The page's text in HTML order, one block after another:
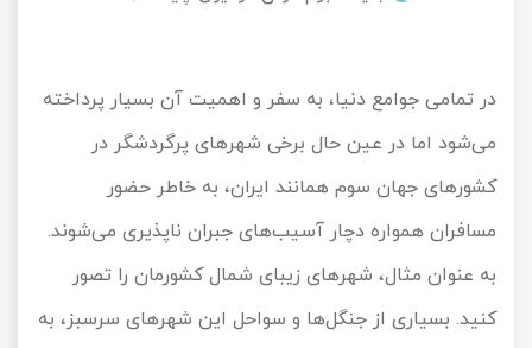
در تمامی جوامع دنیا، به سفر و اهمیت آن بسیار پرداخته
می‌شود اما در عین حال برخی شهرهای پرگردشگر در
کشورهای جهان سوم همانند ایران، به خاطر حضور
مسافران همواره دچار آسیب‌های جبران‌ ناپذیری می‌شوند.
به عنوان مثال، شهرهای زیبای شمال کشورمان را تصور
کنید. بسیاری از جنگل‌ها و سواحل این شهرهای سرسبز، به
تور طبس
تور کویر کاراکال
تور کویر مصر
تور کویر ابوزیدآباد
تور کیش از بندرعباس
اقساطی
تور مالدیو
تور قزاقستان اقساطی
تور زیارتی اقساطی